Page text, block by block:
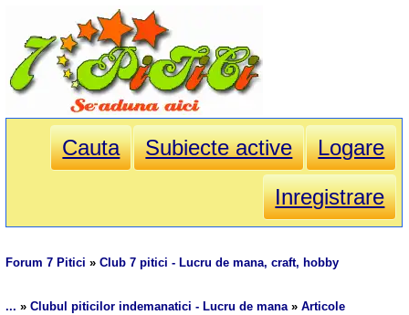
Cauta Subiecte active
Logare
Inregistrare
Forum 7 Pitici »Club 7 pitici - Lucru de mana, craft, hobby
... »Clubul piticilor indemanatici - Lucru de mana»Articole